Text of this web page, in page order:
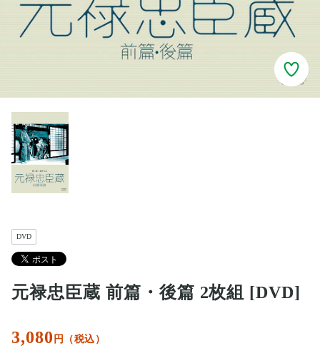
DVD
元禄忠臣蔵 前篇・後篇 2枚組 [DVD]
3,080 円（税込）